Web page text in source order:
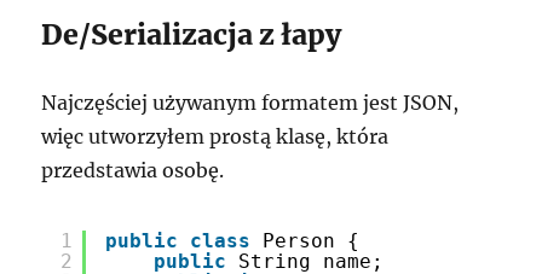
De/Serializacja z łapy
Najczęściej używanym formatem jest JSON,
więc utworzyłem prostą klasę, która
przedstawia osobę.
1
2
public class
Person {
public
String name;